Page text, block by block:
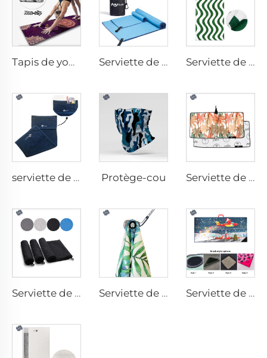
Tapis de yoga avec serviette Serviette de sport en microfibres Serviette de plage en coton
serviette de gym avec poche Protège-cou Serviette de golf imprimée
Serviette de golf en microfibres Serviette de golf magnétique Serviette de golf avec brosse